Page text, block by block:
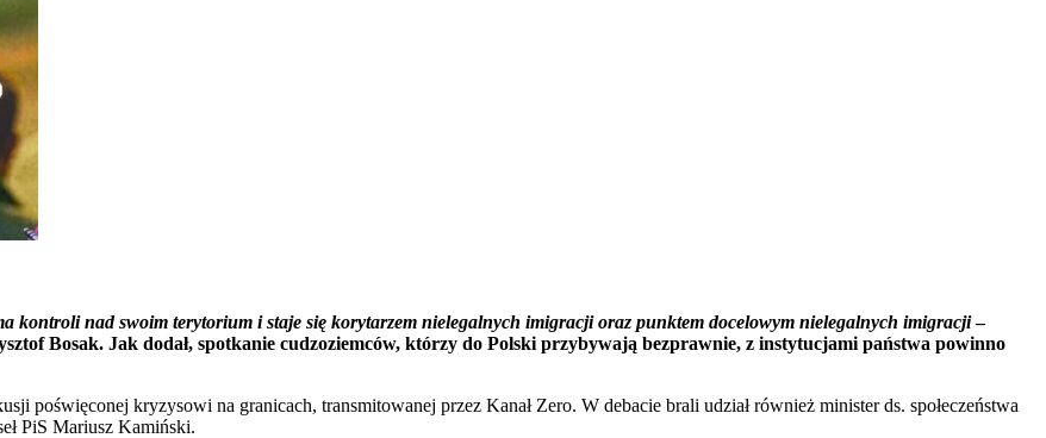
nad swoim terytorium i staje się korytarzem nielegalnych imigracji oraz punktem docelowym nielegalnych imigracji–
Bosak. Jak dodał, spotkanie cudzoziemców, którzy do Polski przybywają bezprawnie, z instytucjami państwa powinno
poświęconej kryzysowi na granicach, transmitowanej przez Kanał Zero. W debacie brali udział również minister ds. społeczeństwa
PiS Mariusz Kamiński.